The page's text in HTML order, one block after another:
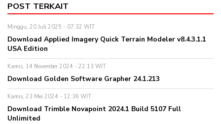
POST TERKAIT
Minggu, 20 Juli 2025 - 07:32 WIT
Download Applied Imagery Quick Terrain Modeler v8.4.3.1.1
USA Edition
Kamis, 14 November 2024 - 22:13 WIT
Download Golden Software Grapher 24.1.213
Kamis, 23 Mei 2024 - 12:36 WIT
Download Trimble Novapoint 2024.1 Build 5107 Full
Unlimited